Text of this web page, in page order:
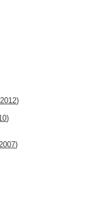
2012)
)
)